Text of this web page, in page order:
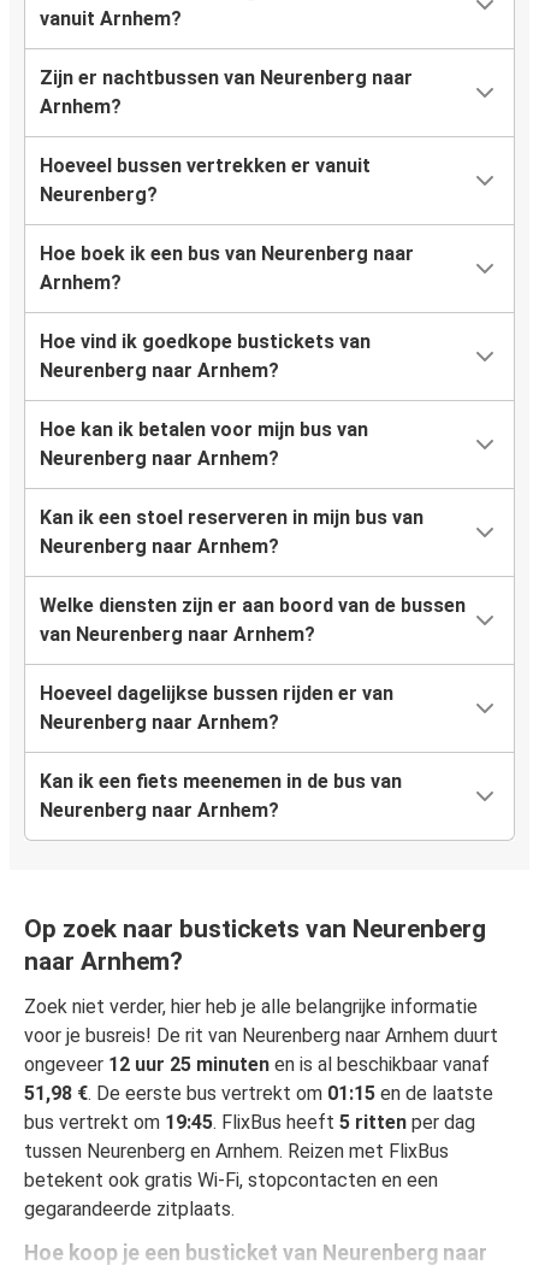
vanuit Arnhem?
Zijn er nachtbussen van Neurenberg naar
Arnhem?
Hoeveel bussen vertrekken er vanuit
Neurenberg?
Hoe boek ik een bus van Neurenberg naar
Arnhem?
Hoe vind ik goedkope bustickets van
Neurenberg naar Arnhem?
Hoe kan ik betalen voor mijn bus van
Neurenberg naar Arnhem?
Kan ik een stoel reserveren in mijn bus van
Neurenberg naar Arnhem?
Welke diensten zijn er aan boord van de bussen
van Neurenberg naar Arnhem?
Hoeveel dagelijkse bussen rijden er van
Neurenberg naar Arnhem?
Kan ik een fiets meenemen in de bus van
Neurenberg naar Arnhem?
Op zoek naar bustickets van Neurenberg
naar Arnhem?
Zoek niet verder, hier heb je alle belangrijke informatie
voor je busreis! De rit van Neurenberg naar Arnhem duurt
ongeveer 12 uur 25 minuten en is al beschikbaar vanaf
51,98 €. De eerste bus vertrekt om 01:15 en de laatste
bus vertrekt om 19:45. FlixBus heeft 5 ritten per dag
tussen Neurenberg en Arnhem. Reizen met FlixBus
betekent ook gratis Wi-Fi, stopcontacten en een
gegarandeerde zitplaats.
Hoe koop je een busticket van Neurenberg naar